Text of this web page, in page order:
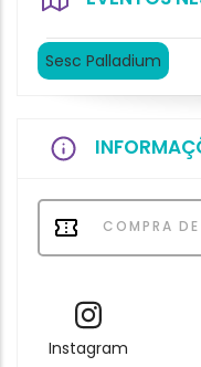
Sesc Palladium
COMPRA
Instagram